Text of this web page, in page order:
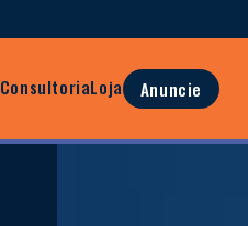
ConsultoriaLoja Anuncie